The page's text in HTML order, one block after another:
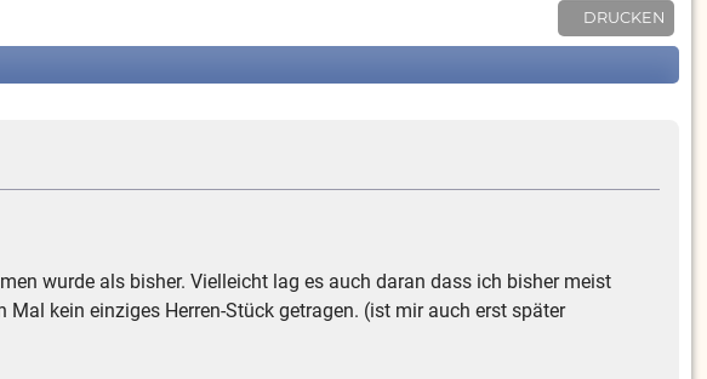
DRUCKEN
wurde als bisher. Vielleicht lag es auch daran dass ich bisher meist
kein einziges Herren-Stück getragen. (ist mir auch erst später